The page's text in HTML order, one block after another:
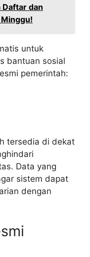
dan
untuk
bantuan sosial
pemerintah:
tersedia di dekat
Data yang
sistem dapat
dengan